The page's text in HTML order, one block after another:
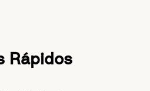
Rápidos